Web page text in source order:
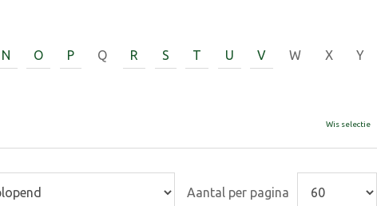
N O P Q R S T U V W X Y
Wis selectie
Aantal per pagina